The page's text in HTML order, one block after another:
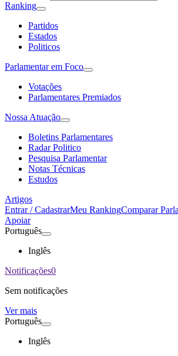
Ranking
Partidos
Estados
Politicos
Parlamentar em Foco
Votações
Parlamentares Premiados
Nossa Atuação
Boletins Parlamentares
Radar Politico
Pesquisa Parlamentar
Notas Técnicas
Estudos
Artigos
Entrar / CadastrarMeu RankingComparar
Apoiar
Português
Inglês
Notificações0
Sem notificações
Ver mais
Português
Inglês